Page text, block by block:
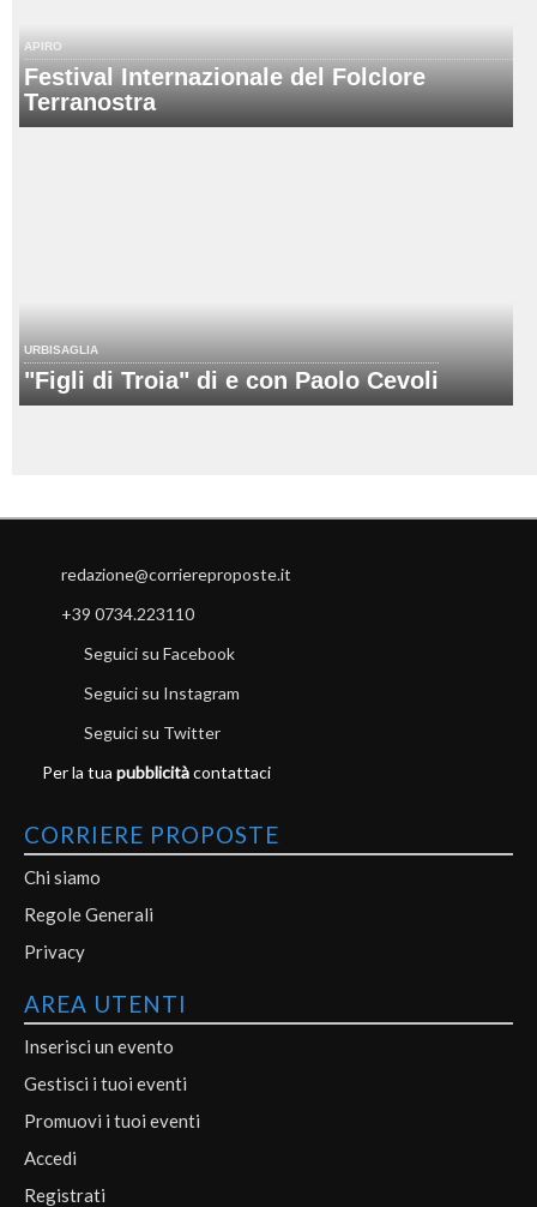
APIRO
Festival Internazionale del Folclore
Terranostra
URBISAGLIA
"Figli di Troia" di e con Paolo Cevoli
redazione@corriereproposte.it
+39 0734.223110
Seguici su Facebook
Seguici su Instagram
Seguici su Twitter
Per la tua pubblicitàcontattaci
CORRIERE PROPOSTE
Chi siamo
Regole Generali
Privacy
AREA UTENTI
Inserisci un evento
Gestisci i tuoi eventi
Promuovi i tuoi eventi
Accedi
Registrati